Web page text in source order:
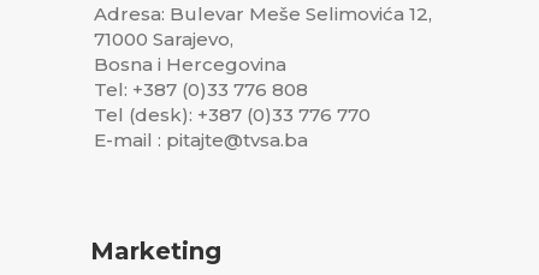
Adresa: Bulevar Meše Selimovića 12,
71000 Sarajevo,
Bosna i Hercegovina
Tel: +387 (0)33 776 808
Tel (desk): +387 (0)33 776 770
E-mail : pitajte@tvsa.ba
Marketing